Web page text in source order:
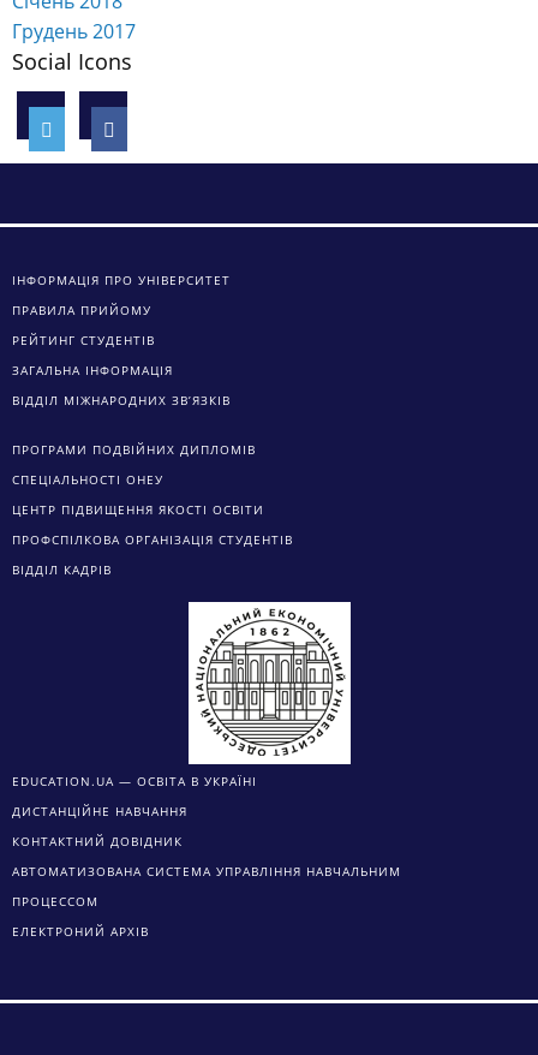
Грудень 2017
Social Icons
ІНФОРМАЦІЯ ПРО УНІВЕРСИТЕТ
ПРАВИЛА ПРИЙОМУ
РЕЙТИНГ СТУДЕНТІВ
ЗАГАЛЬНА ІНФОРМАЦІЯ
ВІДДІЛ МІЖНАРОДНИХ ЗВ’ЯЗКІВ
ПРОГРАМИ ПОДВІЙНИХ ДИПЛОМІВ
СПЕЦІАЛЬНОСТІ ОНЕУ
ЦЕНТР ПІДВИЩЕННЯ ЯКОСТІ ОСВІТИ
ПРОФСПІЛКОВА ОРГАНІЗАЦІЯ СТУДЕНТІВ
ВІДДІЛ КАДРІВ
EDUCATION.UA — ОСВІТА В УКРАЇНІ
ДИСТАНЦІЙНЕ НАВЧАННЯ
КОНТАКТНИЙ ДОВІДНИК
АВТОМАТИЗОВАНА СИСТЕМА УПРАВЛІННЯ НАВЧАЛЬНИМ
ПРОЦЕССОМ
ЕЛЕКТРОНИЙ АРХІВ